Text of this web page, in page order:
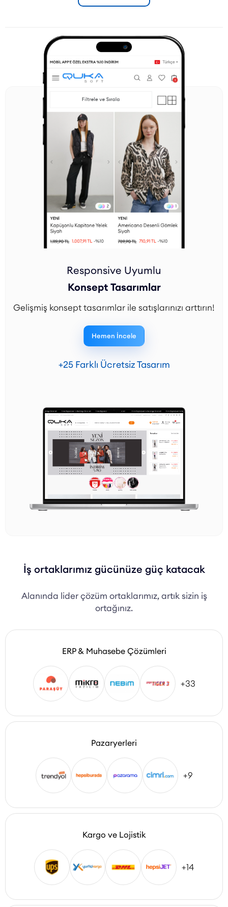
Responsive Uyumlu
Konsept Tasarımlar
Gelişmiş konsept tasarımlar ile satışlarınızı arttırın!
Hemen İncele
+25 Farklı Ücretsiz Tasarım
İş ortaklarımız gücünüze güç katacak
Alanında lider çözüm ortaklarımız, artık sizin iş
ortağınız.
ERP & Muhasebe Çözümleri
+33
Pazaryerleri
+9
Kargo ve Lojistik
+14